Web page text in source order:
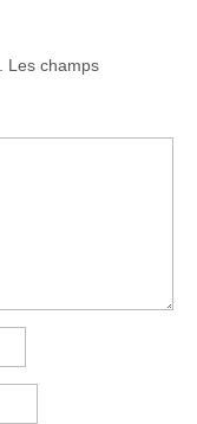
Les champs